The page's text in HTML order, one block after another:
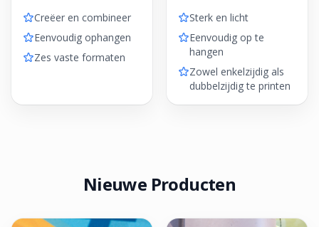
Creëer en combineer
Eenvoudig ophangen
Zes vaste formaten
Sterk en licht
Eenvoudig op te
hangen
Zowel enkelzijdig als
dubbelzijdig te printen
Nieuwe Producten